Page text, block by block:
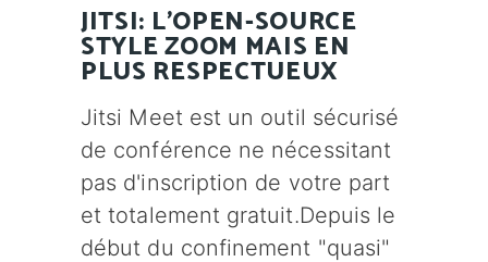
JITSI: L’OPEN-SOURCE
STYLE ZOOM MAIS EN
PLUS RESPECTUEUX
Jitsi Meet est un outil sécurisé
de conférence ne nécessitant
pas d'inscription de votre part
et totalement gratuit.Depuis le
début du confinement "quasi"